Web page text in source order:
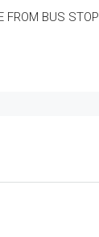
FROM BUS STOP